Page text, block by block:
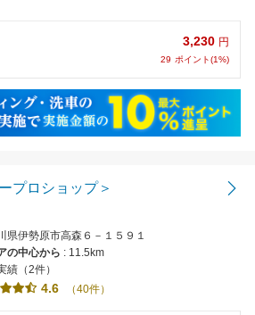
3,230 円
29 ポイント(1%)
プロショップ＞
県伊勢原市高森６－１５９１
の中心から : 11.5km
績（2件）
4.6 （40件）